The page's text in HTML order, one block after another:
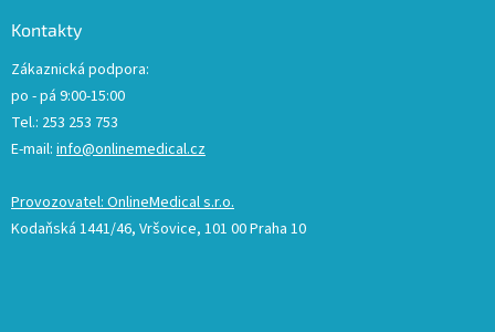
Kontakty
Zákaznická podpora:
po - pá 9:00-15:00
Tel.: 253 253 753
E-mail: info@onlinemedical.cz
Provozovatel: OnlineMedical s.r.o.
Kodaňská 1441/46, Vršovice, 101 00 Praha 10